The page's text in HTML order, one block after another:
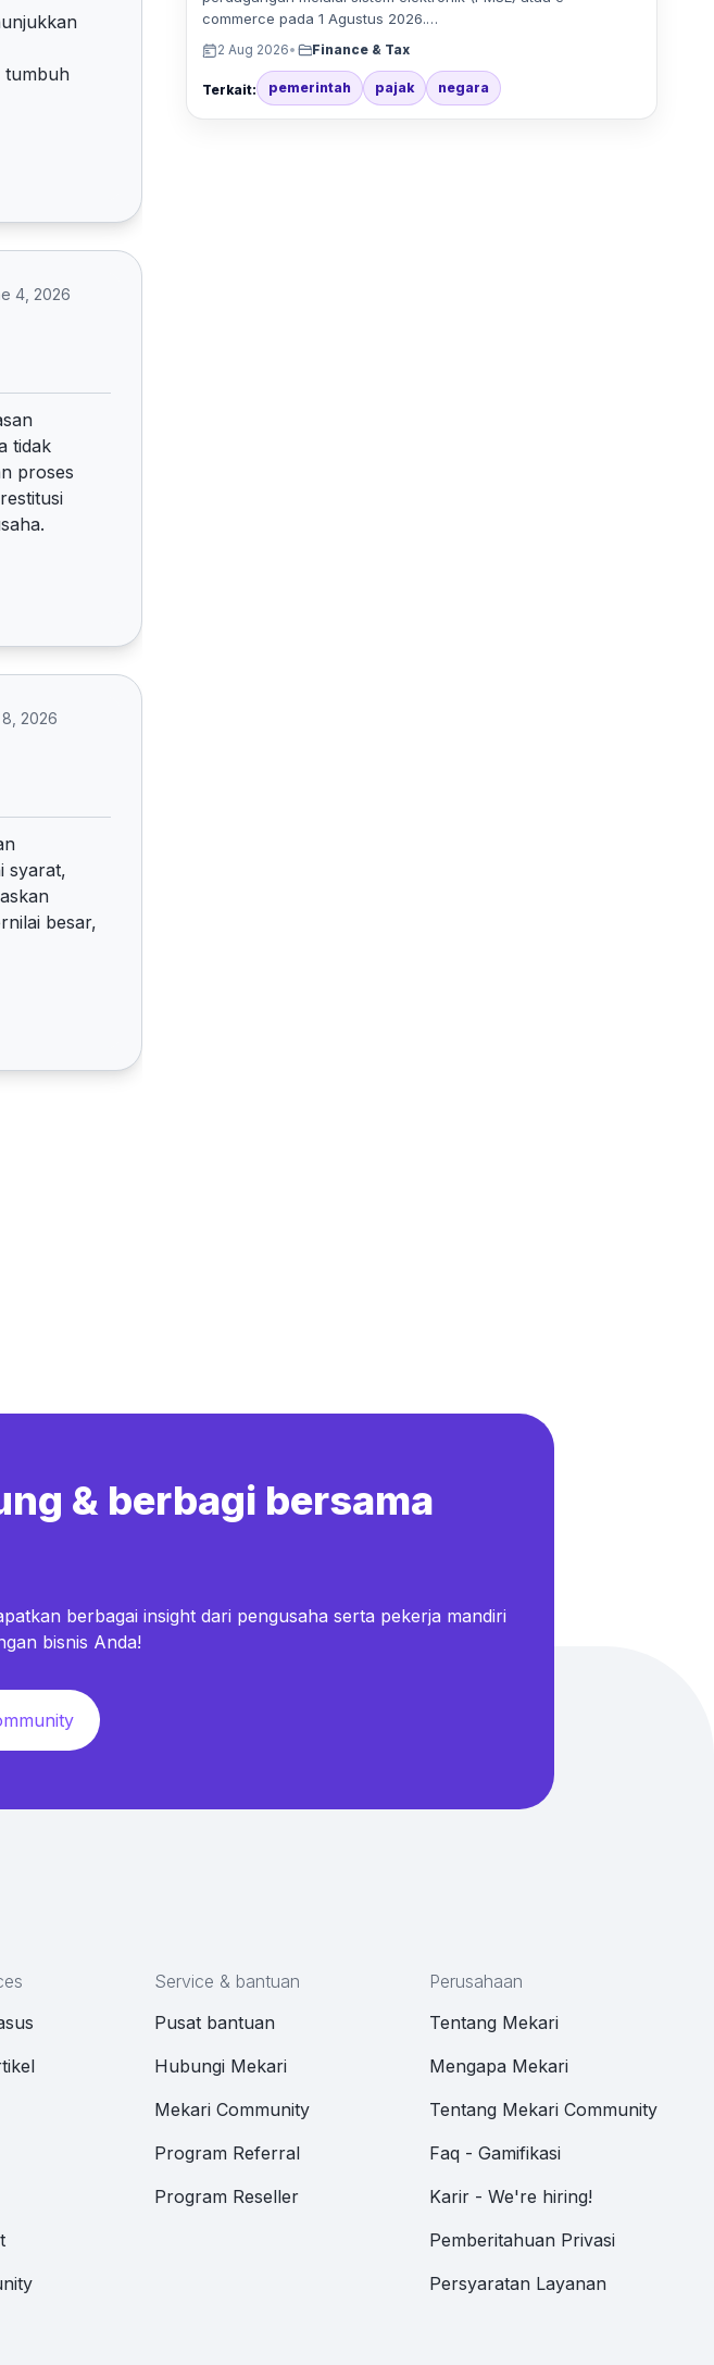
tumbuh
4, 2026
tidak
proses
2026
syarat,
besar,
commerce pada 1 Agustus 2026.…
2 Aug 2026• Finance & Tax
Terkait: pemerintah pajak negara
& berbagi bersama
berbagai insight dari pengusaha serta pekerja mandiri
bisnis Anda!
Service & bantuan
Pusat bantuan
Hubungi Mekari
Mekari Community
Program Referral
Program Reseller
Perusahaan
Tentang Mekari
Mengapa Mekari
Tentang Mekari Community
Faq - Gamifikasi
Karir - We're hiring!
Pemberitahuan Privasi
Persyaratan Layanan